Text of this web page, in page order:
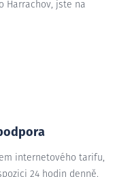
Harrachov, jste na
internetového tarifu,
24 hodin denně.